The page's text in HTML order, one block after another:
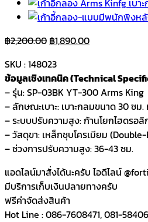
฿2,200.00 Original
was:
฿2,200.00.
฿1,890.00Current
฿1,890.00.
SKU : 148023
ข้อมูลเชิงเทคนิค (Technical
– รุ่น: SP-03BK YT-300 Arms King
– ลักษณะเบาะ: เบาะกลมขนาด 30 ซม
– ระบบปรับความสูง: ก้านโยกไฮดรอลิ
– วัสดุขา: เหล็กชุบโครเมียม
– ช่วงการปรับความสูง: 36-43 ซม.
แอดไลน์มาสั่งได้นะครับ ไอดีไลน์
มีบริการเก็บเงินปลายทางครับ
ฟรีค่าจัดส่งสินค้า
Hot Line : 086-7608471, 081-